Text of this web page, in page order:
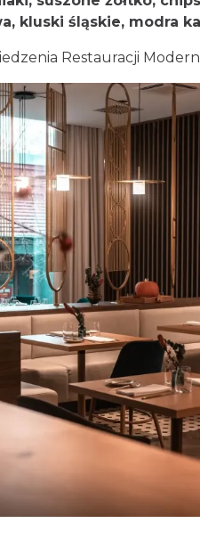
kluski śląskie, modra
Restauracji